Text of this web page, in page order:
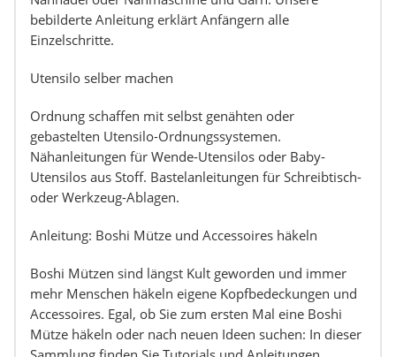
bebilderte Anleitung erklärt Anfängern alle
Einzelschritte.
Utensilo selber machen
Ordnung schaffen mit selbst genähten oder
gebastelten Utensilo-Ordnungssystemen.
Nähanleitungen für Wende-Utensilos oder Baby-
Utensilos aus Stoff. Bastelanleitungen für Schreibtisch-
oder Werkzeug-Ablagen.
Anleitung: Boshi Mütze und Accessoires häkeln
Boshi Mützen sind längst Kult geworden und immer
mehr Menschen häkeln eigene Kopfbedeckungen und
Accessoires. Egal, ob Sie zum ersten Mal eine Boshi
Mütze häkeln oder nach neuen Ideen suchen: In dieser